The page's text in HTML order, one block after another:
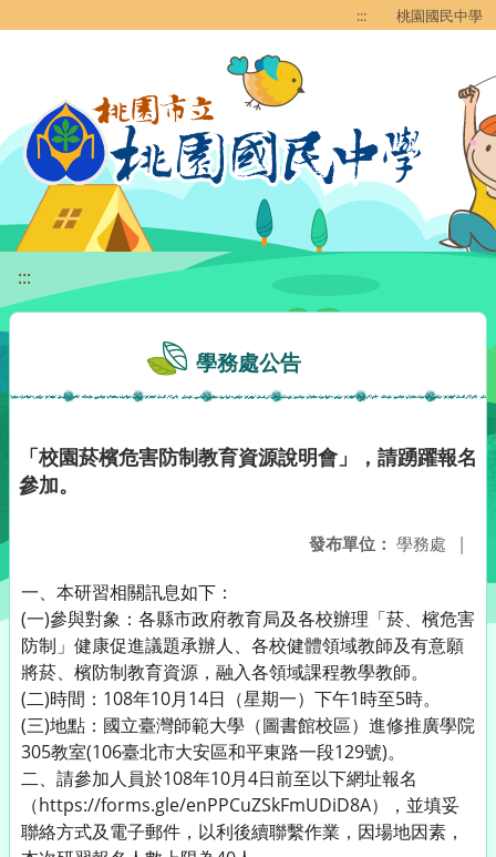
::: 桃園國民中學
:::
學務處公告
「校園菸檳危害防制教育資源說明會」，請踴躍報名
參加。
發布單位： 學務處 |
一、本研習相關訊息如下：
(一)參與對象：各縣市政府教育局及各校辦理「菸、檳危害
防制」健康促進議題承辦人、各校健體領域教師及有意願
將菸、檳防制教育資源，融入各領域課程教學教師。
(二)時間：108年10月14日（星期一）下午1時至5時。
(三)地點：國立臺灣師範大學（圖書館校區）進修推廣學院
305教室(106臺北市大安區和平東路一段129號)。
二、請參加人員於108年10月4日前至以下網址報名
（https://forms.gle/enPPCuZSkFmUDiD8A），並填妥
聯絡方式及電子郵件，以利後續聯繫作業，因場地因素，